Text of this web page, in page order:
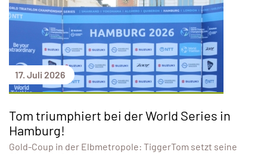
17. Juli 2026
Tom triumphiert bei der World Series in
Hamburg!
Gold-Coup in der Elbmetropole: TiggerTom setzt seine